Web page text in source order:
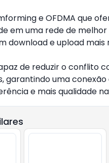
e OFDMA que
em uma rede de melhor
download e upload mais
de reduzir o conflito
garantindo uma
e mais qualidade